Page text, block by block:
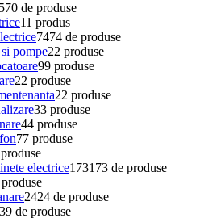
570 de produse
11 produs
7474 de produse
pompe22 produse
99 produse
22 produse
22 produse
33 produse
44 produse
77 produse
electrice173173 de produse
2424 de produse
39 de produse